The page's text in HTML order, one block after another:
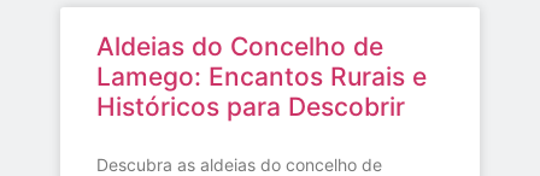
Aldeias do Concelho de
Lamego: Encantos Rurais e
Históricos para Descobrir
Descubra as aldeias do concelho de